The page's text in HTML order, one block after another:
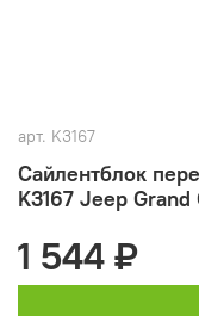
арт. K3167
Сайлентблок
K3167 Jeep
1 544 ₽